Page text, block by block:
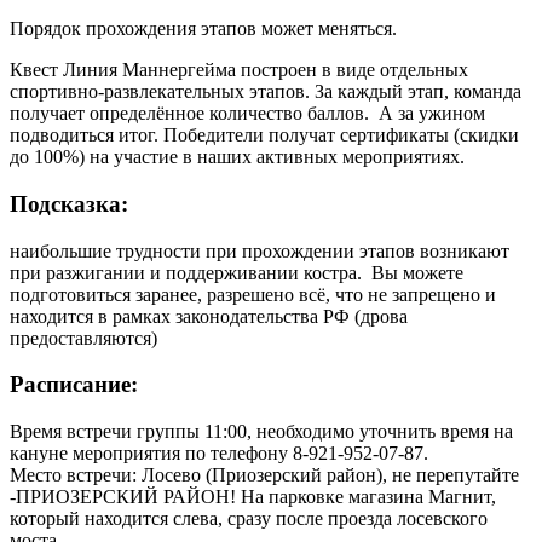
Порядок прохождения этапов может меняться.
Квест Линия Маннергейма построен в виде отдельных
спортивно-развлекательных этапов. За каждый этап, команда
получает определённое количество баллов. А за ужином
подводиться итог. Победители получат сертификаты (скидки
до 100%) на участие в наших активных мероприятиях.
Подсказка:
наибольшие трудности при прохождении этапов возникают
при разжигании и поддерживании костра. Вы можете
подготовиться заранее, разрешено всё, что не запрещено и
находится в рамках законодательства РФ (дрова
предоставляются)
Расписание:
Время встречи группы 11:00, необходимо уточнить время на
кануне мероприятия по телефону 8-921-952-07-87.
Место встречи: Лосево (Приозерский район), не перепутайте
-ПРИОЗЕРСКИЙ РАЙОН! На парковке магазина Магнит,
который находится слева, сразу после проезда лосевского